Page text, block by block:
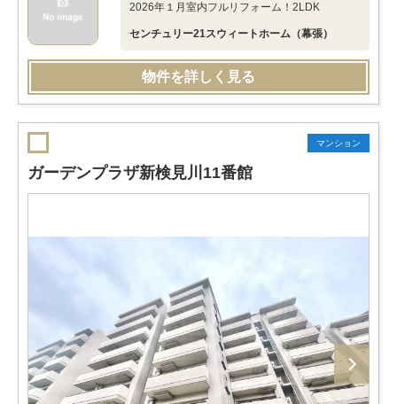
2026年１月室内フルリフォーム！2LDK
センチュリー21スウィートホーム（幕張）
物件を詳しく見る
マンション
ガーデンプラザ新検見川11番館